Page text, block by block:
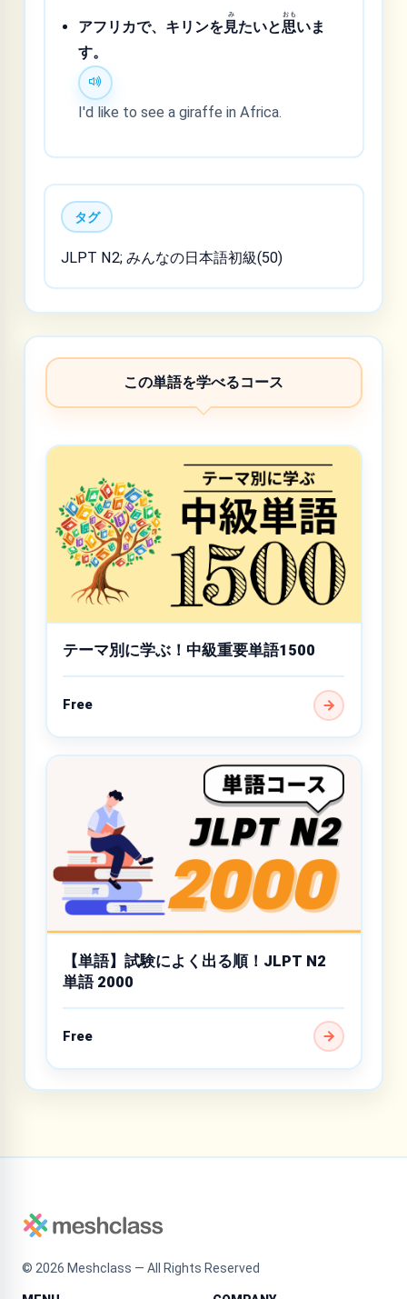
アフリカで、キリンを見
み
たいと思
おも
いま
す。
I'd like to see a giraffe in Africa.
タグ
JLPT N2; みんなの日本語初級(50)
この単語を学べるコース
テーマ別に学ぶ！中級重要単語1500
Free
【単語】試験によく出る順！JLPT N2
単語 2000
Free
© 2026 Meshclass — All Rights Reserved